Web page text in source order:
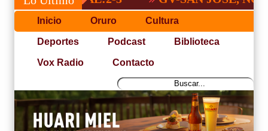
Inicio Oruro Cultura
Deportes Podcast Biblioteca
Vox Radio Contacto